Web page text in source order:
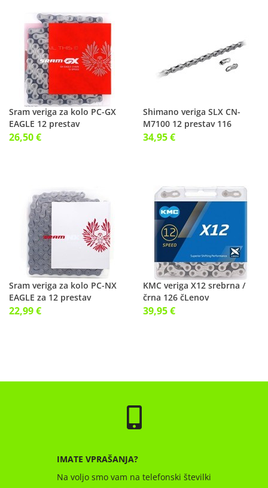
Sram veriga za kolo PC-GX
EAGLE 12 prestav
26,50 €
Shimano veriga SLX CN-
M7100 12 prestav 116
členov
34,95 €
Sram veriga za kolo PC-NX
EAGLE za 12 prestav
22,99 €
KMC veriga X12 srebrna /
črna 126 čLenov
39,95 €
IMATE VPRAŠANJA?
Na voljo smo vam na telefonski številki